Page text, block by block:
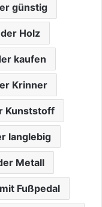
günstig
Holz
kaufen
Krinner
Kunststoff
langlebig
Metall
Fußpedal